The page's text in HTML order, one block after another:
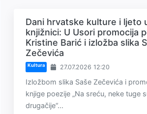
Dani hrvatske kulture i ljeto
knjižnici: U Usori promocija
Kristine Barić i izložba slika
Zečevića
Kultura 27.07.2026 12:20
Izložbom slika Saše Zečevića i
knjige poezije „Na sreću, neke tuge
drugačije“...